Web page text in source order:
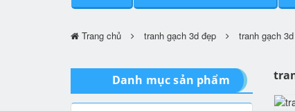
Trang chủ tranh gạch 3d đẹp tranh gạch
Danh mục sản phẩm